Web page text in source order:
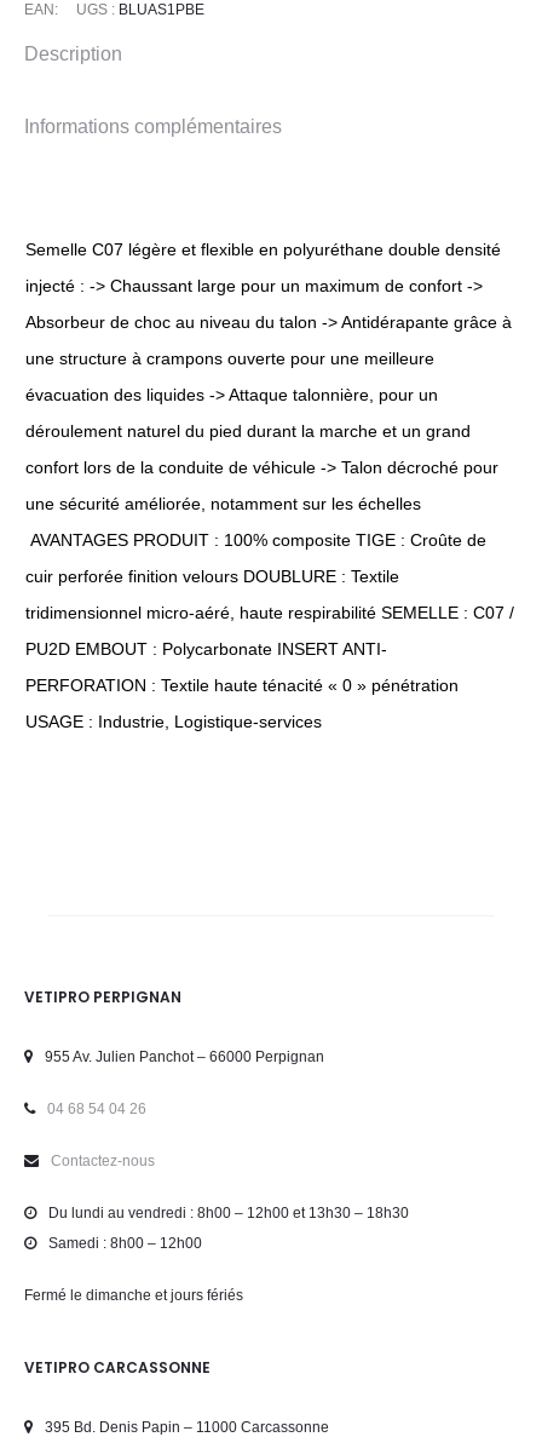
EAN: UGS : BLUAS1PBE
Description
Informations complémentaires
Semelle C07 légère et flexible en polyuréthane double densité
injecté : -> Chaussant large pour un maximum de confort ->
Absorbeur de choc au niveau du talon -> Antidérapante grâce à
une structure à crampons ouverte pour une meilleure
évacuation des liquides -> Attaque talonnière, pour un
déroulement naturel du pied durant la marche et un grand
confort lors de la conduite de véhicule -> Talon décroché pour
une sécurité améliorée, notamment sur les échelles
AVANTAGES PRODUIT : 100% composite TIGE : Croûte de
cuir perforée finition velours DOUBLURE : Textile
tridimensionnel micro-aéré, haute respirabilité SEMELLE : C07 /
PU2D EMBOUT : Polycarbonate INSERT ANTI-
PERFORATION : Textile haute ténacité « 0 » pénétration
USAGE : Industrie, Logistique-services
VETIPRO PERPIGNAN
955 Av. Julien Panchot – 66000 Perpignan
04 68 54 04 26
Contactez-nous
Du lundi au vendredi : 8h00 – 12h00 et 13h30 – 18h30
Samedi : 8h00 – 12h00
Fermé le dimanche et jours fériés
VETIPRO CARCASSONNE
395 Bd. Denis Papin – 11000 Carcassonne